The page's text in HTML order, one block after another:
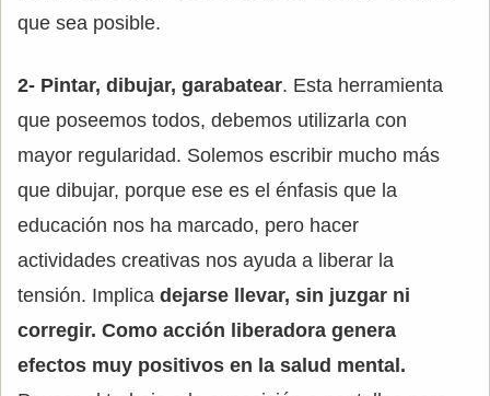
que sea posible.
2- Pintar, dibujar, garabatear. Esta herramienta
que poseemos todos, debemos utilizarla con
mayor regularidad. Solemos escribir mucho más
que dibujar, porque ese es el énfasis que la
educación nos ha marcado, pero hacer
actividades creativas nos ayuda a liberar la
tensión. Implica dejarse llevar, sin juzgar ni
corregir. Como acción liberadora genera
efectos muy positivos en la salud mental.